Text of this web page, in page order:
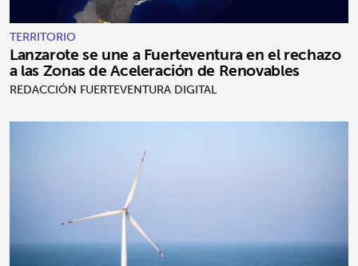
TERRITORIO
Lanzarote se une a Fuerteventura en el rechazo
a las Zonas de Aceleración de Renovables
REDACCIÓN FUERTEVENTURA DIGITAL